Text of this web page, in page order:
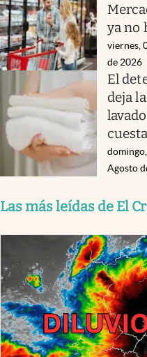
ya no
viernes,
de 2026
El
deja
Agosto
Las más leídas de El